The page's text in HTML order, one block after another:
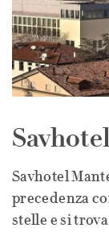
Savhotel
precedenza
stelle e si